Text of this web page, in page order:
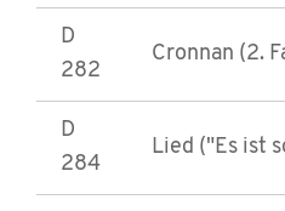
D
282
Cronnan (2.
D
284
Lied ("Es ist